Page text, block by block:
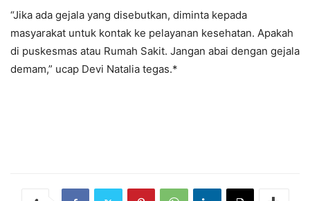
“Jika ada gejala yang disebutkan, diminta kepada
masyarakat untuk kontak ke pelayanan kesehatan. Apakah
di puskesmas atau Rumah Sakit. Jangan abai dengan gejala
demam,” ucap Devi Natalia tegas.*